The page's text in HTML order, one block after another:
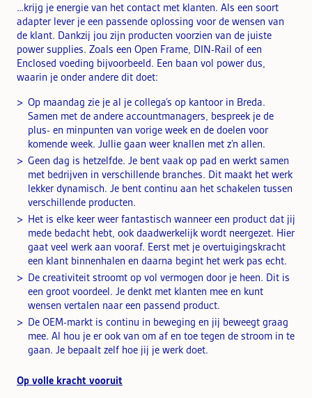
…krijg je energie van het contact met klanten. Als een soort
adapter lever je een passende oplossing voor de wensen van
de klant. Dankzij jou zijn producten voorzien van de juiste
power supplies. Zoals een Open Frame, DIN-Rail of een
Enclosed voeding bijvoorbeeld. Een baan vol power dus,
waarin je onder andere dit doet:
Op maandag zie je al je collega’s op kantoor in Breda.
Samen met de andere accountmanagers, bespreek je de
plus- en minpunten van vorige week en de doelen voor
komende week. Jullie gaan weer knallen met z’n allen.
Geen dag is hetzelfde. Je bent vaak op pad en werkt samen
met bedrijven in verschillende branches. Dit maakt het werk
lekker dynamisch. Je bent continu aan het schakelen tussen
verschillende producten.
Het is elke keer weer fantastisch wanneer een product dat jij
mede bedacht hebt, ook daadwerkelijk wordt neergezet. Hier
gaat veel werk aan vooraf. Eerst met je overtuigingskracht
een klant binnenhalen en daarna begint het werk pas echt.
De creativiteit stroomt op vol vermogen door je heen. Dit is
een groot voordeel. Je denkt met klanten mee en kunt
wensen vertalen naar een passend product.
De OEM-markt is continu in beweging en jij beweegt graag
mee. Al hou je er ook van om af en toe tegen de stroom in te
gaan. Je bepaalt zelf hoe jij je werk doet.
Op volle kracht vooruit